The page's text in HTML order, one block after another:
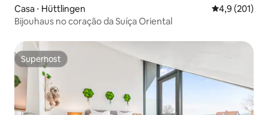
Casa ⋅ Hüttlingen 4,9 de uma
4,9 (201)
Bijouhaus no coração da Suíça Oriental
Superhost
Superhost